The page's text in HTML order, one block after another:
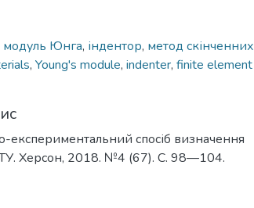
модуль Юнга, індентор, метод скінченних
, Young's module, indenter, finite element
експериментальний спосіб визначення
Херсон, 2018. №4 (67). С. 98—104.